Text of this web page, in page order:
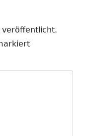
veröffentlicht.